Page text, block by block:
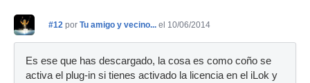
#12 por Tu amigo y vecino... el 10/06/2014
Es ese que has descargado, la cosa es como coño se
activa el plug-in si tienes activado la licencia en el iLok y